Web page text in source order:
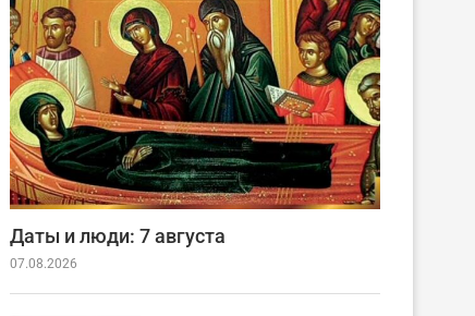
Даты и люди: 7 августа
07.08.2026